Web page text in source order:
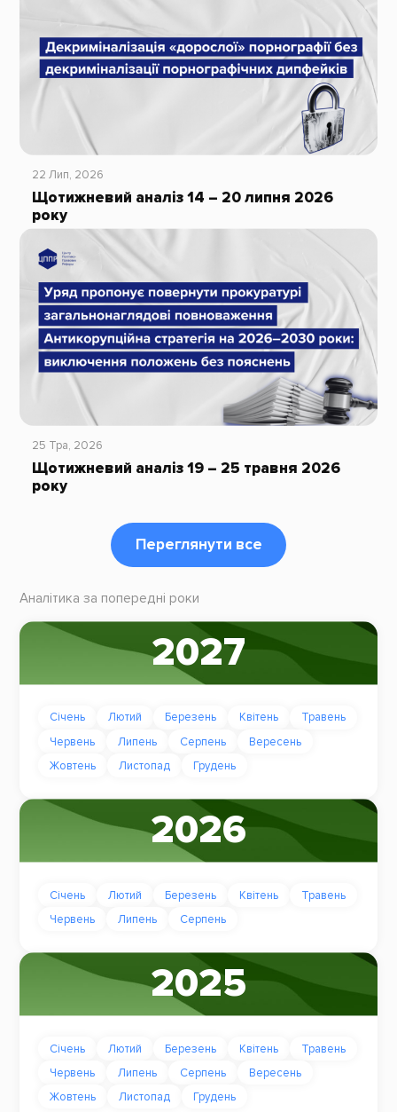
22 Лип, 2026
Щотижневий аналіз 14 – 20 липня 2026
року
25 Тра, 2026
Щотижневий аналіз 19 – 25 травня 2026
року
Переглянути все
Аналітика за попередні роки
2027
Січень Лютий Березень Квітень
Травень
Червень
Липень Серпень
Вересень
Жовтень
Листопад Грудень
2026
Січень Лютий Березень Квітень
Травень
Червень
Липень Серпень
2025
Січень Лютий Березень Квітень
Травень
Червень
Липень Серпень
Вересень
Жовтень
Листопад Грудень